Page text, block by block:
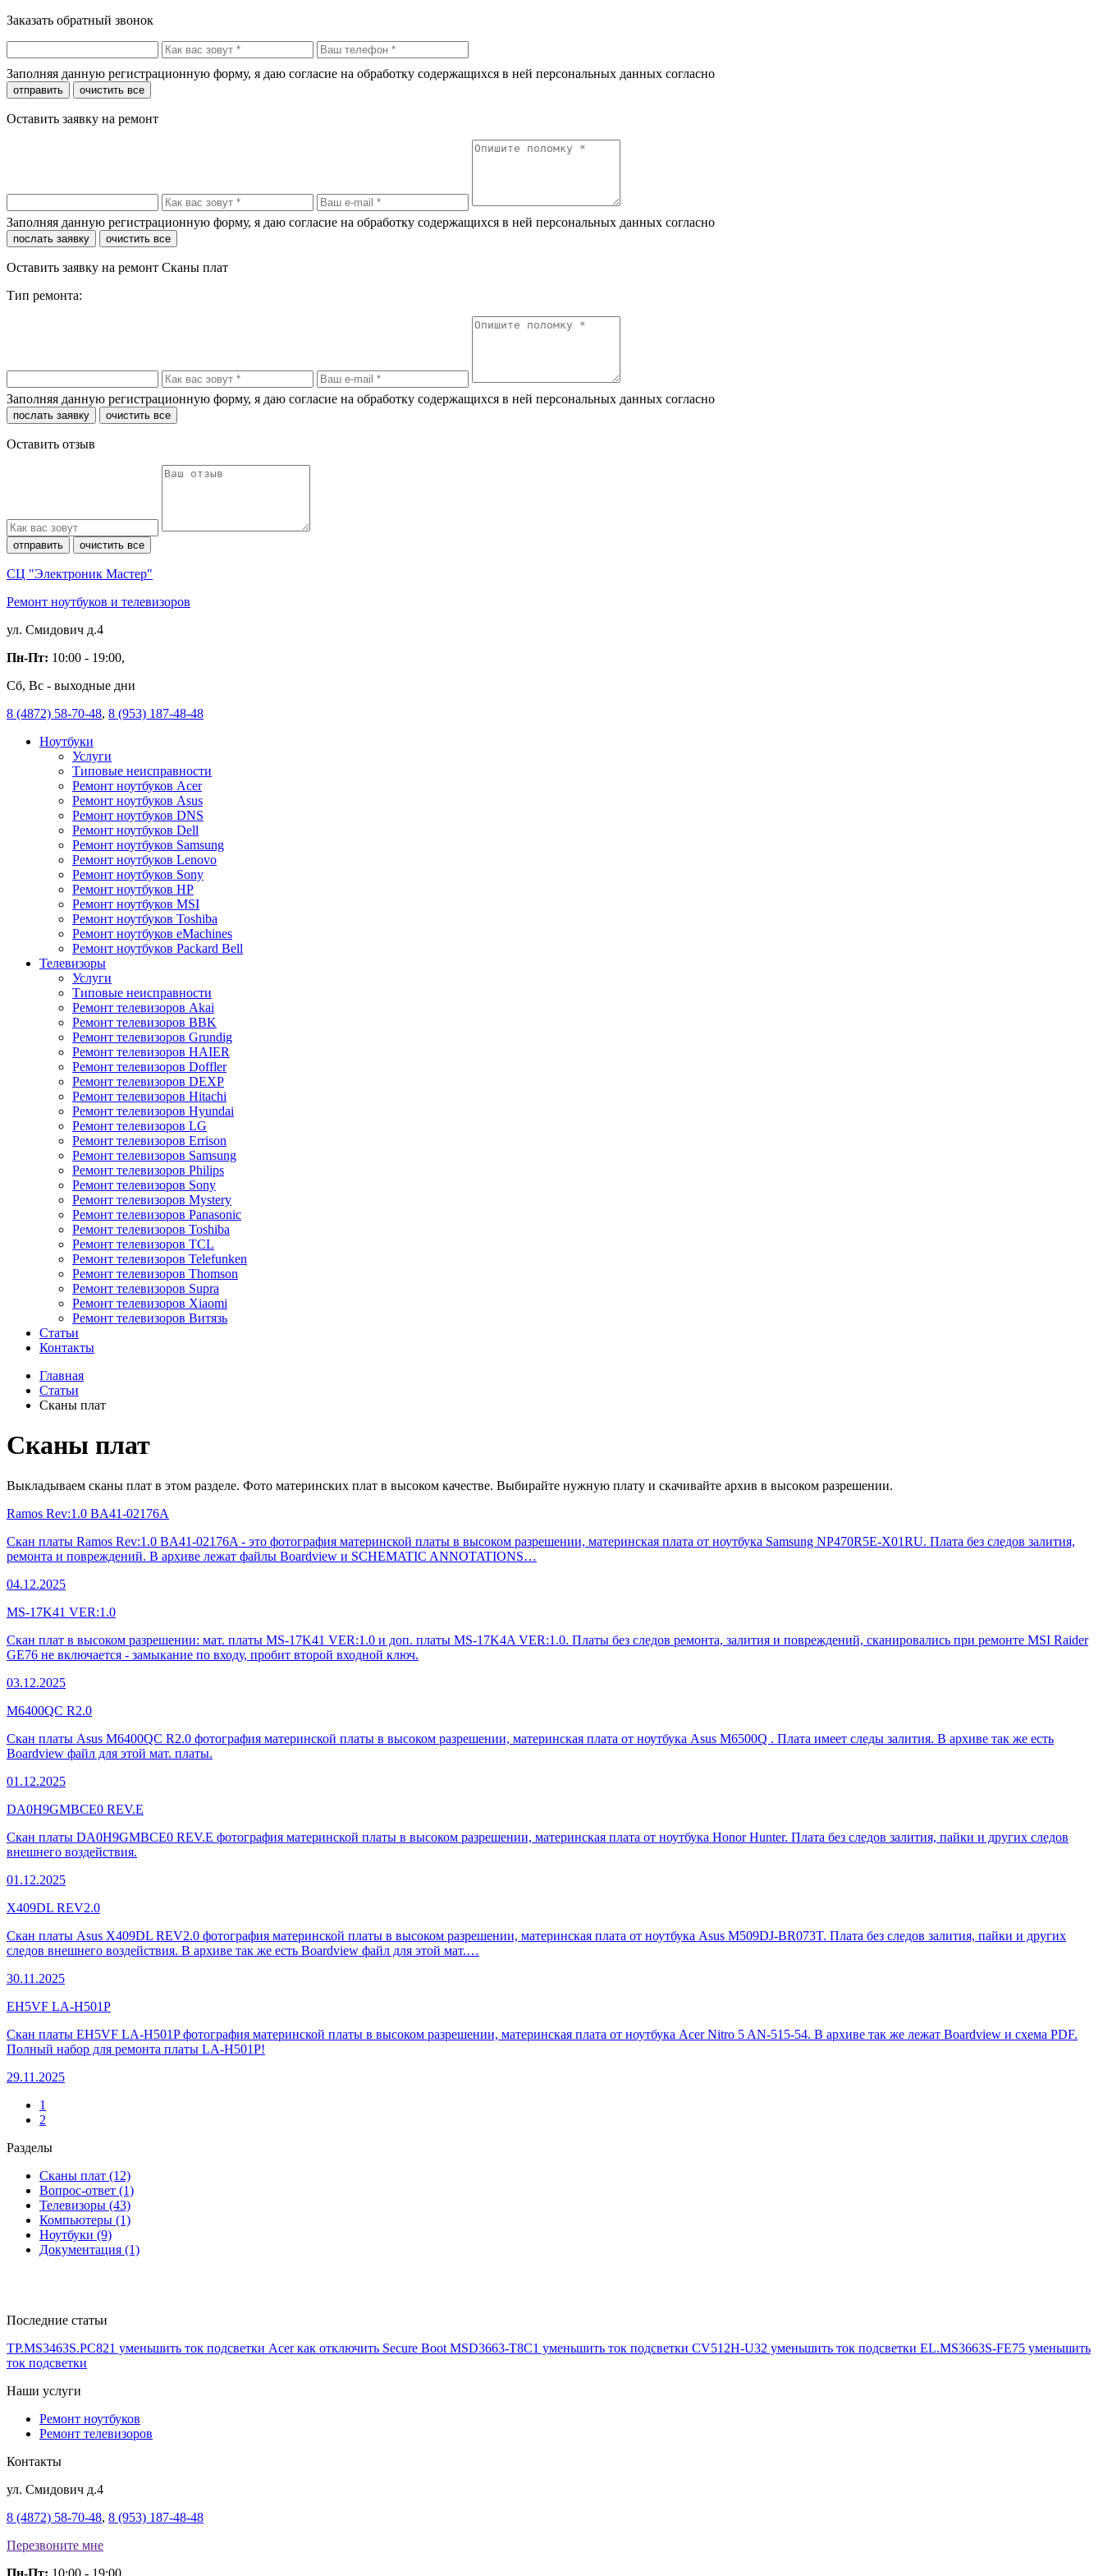
Заказать обратный звонок
Заполняя данную регистрационную форму, я даю согласие на обработку содержащихся в ней персональных данных согласно
отправить очистить все
Оставить заявку на ремонт
Заполняя данную регистрационную форму, я даю согласие на обработку содержащихся в ней персональных данных согласно
послать заявку очистить все
Оставить заявку на ремонт Сканы плат
Тип ремонта:
Заполняя данную регистрационную форму, я даю согласие на обработку содержащихся в ней персональных данных согласно
послать заявку очистить все
Оставить отзыв
отправить очистить все
СЦ "Электроник Мастер"
Ремонт ноутбуков и телевизоров
ул. Смидович д.4
Пн-Пт: 10:00 - 19:00,
Сб, Вс - выходные дни
8 (4872) 58-70-48, 8 (953) 187-48-48
Ноутбуки
Услуги
Типовые неисправности
Ремонт ноутбуков Acer
Ремонт ноутбуков Asus
Ремонт ноутбуков DNS
Ремонт ноутбуков Dell
Ремонт ноутбуков Samsung
Ремонт ноутбуков Lenovo
Ремонт ноутбуков Sony
Ремонт ноутбуков HP
Ремонт ноутбуков MSI
Ремонт ноутбуков Toshiba
Ремонт ноутбуков eMachines
Ремонт ноутбуков Packard Bell
Телевизоры
Услуги
Типовые неисправности
Ремонт телевизоров Akai
Ремонт телевизоров BBK
Ремонт телевизоров Grundig
Ремонт телевизоров HAIER
Ремонт телевизоров Doffler
Ремонт телевизоров DEXP
Ремонт телевизоров Hitachi
Ремонт телевизоров Hyundai
Ремонт телевизоров LG
Ремонт телевизоров Errison
Ремонт телевизоров Samsung
Ремонт телевизоров Philips
Ремонт телевизоров Sony
Ремонт телевизоров Mystery
Ремонт телевизоров Panasonic
Ремонт телевизоров Toshiba
Ремонт телевизоров TCL
Ремонт телевизоров Telefunken
Ремонт телевизоров Thomson
Ремонт телевизоров Supra
Ремонт телевизоров Xiaomi
Ремонт телевизоров Витязь
Статьи
Контакты
Главная
Статьи
Сканы плат
Сканы плат
Выкладываем сканы плат в этом разделе. Фото материнских плат в высоком качестве. Выбирайте нужную плату и скачивайте архив в высоком разрешении.
Ramos Rev:1.0 BA41-02176A
Скан платы Ramos Rev:1.0 BA41-02176A - это фотография материнской платы в высоком разрешении, материнская плата от ноутбука Samsung NP470R5E-X01RU. Плата без следов залития,
ремонта и повреждений. В архиве лежат файлы Boardview и SCHEMATIC ANNOTATIONS…
04.12.2025
MS-17K41 VER:1.0
Скан плат в высоком разрешении: мат. платы MS-17K41 VER:1.0 и доп. платы MS-17K4A VER:1.0. Платы без следов ремонта, залития и повреждений, сканировались при ремонте MSI Raider
GE76 не включается - замыкание по входу, пробит второй входной ключ.
03.12.2025
M6400QC R2.0
Скан платы Asus M6400QC R2.0 фотография материнской платы в высоком разрешении, материнская плата от ноутбука Asus M6500Q . Плата имеет следы залития. В архиве так же есть
Boardview файл для этой мат. платы.
01.12.2025
DA0H9GMBCE0 REV.E
Скан платы DA0H9GMBCE0 REV.E фотография материнской платы в высоком разрешении, материнская плата от ноутбука Honor Hunter. Плата без следов залития, пайки и других следов
внешнего воздействия.
01.12.2025
X409DL REV2.0
Скан платы Asus X409DL REV2.0 фотография материнской платы в высоком разрешении, материнская плата от ноутбука Asus M509DJ-BR073T. Плата без следов залития, пайки и других
следов внешнего воздействия. В архиве так же есть Boardview файл для этой мат.…
30.11.2025
EH5VF LA-H501P
Скан платы EH5VF LA-H501P фотография материнской платы в высоком разрешении, материнская плата от ноутбука Acer Nitro 5 AN-515-54. В архиве так же лежат Boardview и схема PDF.
Полный набор для ремонта платы LA-H501P!
29.11.2025
1
2
Разделы
Сканы плат (12)
Вопрос-ответ (1)
Телевизоры (43)
Компьютеры (1)
Ноутбуки (9)
Документация (1)
Последние статьи
TP.MS3463S.PC821 уменьшить ток подсветки Acer как отключить Secure Boot MSD3663-T8C1 уменьшить ток подсветки CV512H-U32 уменьшить ток подсветки EL.MS3663S-FE75 уменьшить
ток подсветки
Наши услуги
Ремонт ноутбуков
Ремонт телевизоров
Контакты
ул. Смидович д.4
8 (4872) 58-70-48, 8 (953) 187-48-48
Перезвоните мне
Пн-Пт: 10:00 - 19:00,